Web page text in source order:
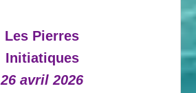
Les Pierres
Initiatiques
26 avril 2026